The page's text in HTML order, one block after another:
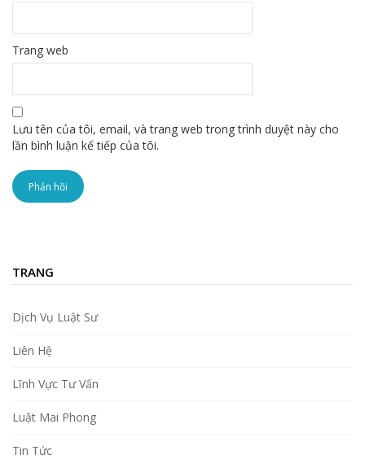
Trang web
Lưu tên của tôi, email, và trang web trong trình duyệt này cho
lần bình luận kế tiếp của tôi.
TRANG
Dịch Vụ Luật Sư
Liên Hệ
Lĩnh Vực Tư Vấn
Luật Mai Phong
Tin Tức